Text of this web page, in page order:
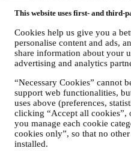
This website uses first- and third-
Cookies help us give you a
personalise content and ads,
share information about your
advertising and analytics
“Necessary Cookies” cannot
support web functionalities,
uses above (preferences,
clicking “Accept all cookies”,
you manage each cookie
cookies only”, so that no
installed.
productos en el Sitio web
su participación en
tengamos que procesar
nuestros fines
relación contractual con
y auditoría, verificación de
fraude, seguridad,
análisis estadístico.
necesitemos ponernos en
administrativas u
confirmación de su
personales para responder